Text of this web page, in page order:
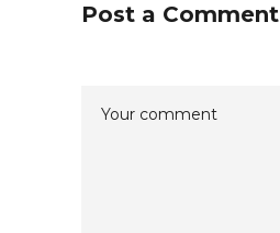
Post a Comment